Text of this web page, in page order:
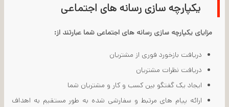
یکپارچه سازی رسانه های اجتماعی
مزایای یکپارچه سازی رسانه های اجتماعی شما عبارتند از:
دریافت بازخورد فوری از مشتریان
دریافت نظرات مشتریان
ایجاد یک گفتگو بین کسب و کار و مشتریان شما
ارائه پیام های مرتبط و سفارشی شده به طور مستقیم به اهداف